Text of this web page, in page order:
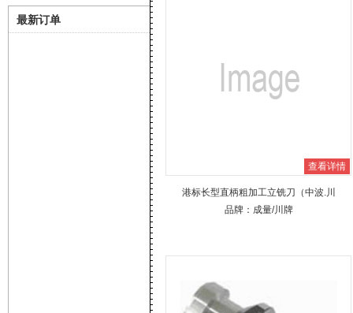
最新订单
查看详情
港标长型直柄粗加工立铣刀（中波.川
英.AL）
品牌： 成量/川牌